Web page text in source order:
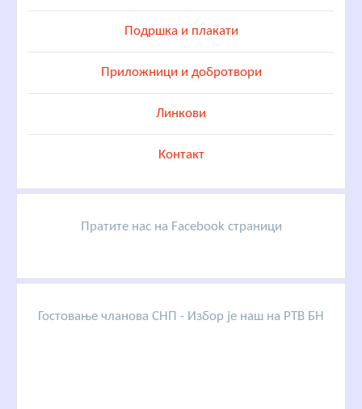
Подршка и плакати
Приложници и добротвори
Линкови
Контакт
Пратите нас на Facebook страници
Гостовање чланова СНП - Избор је наш на РТВ БН